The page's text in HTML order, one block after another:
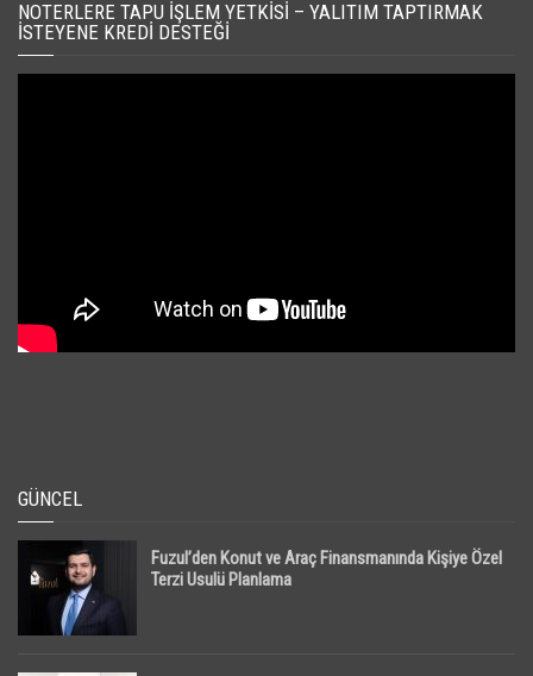
NOTERLERE TAPU İŞLEM YETKISI – YALITIM TAPTIRMAK
İSTEYENE KREDI DESTEĞI
GÜNCEL
Fuzul’den Konut ve Araç Finansmanında Kişiye Özel
Terzi Usulü Planlama